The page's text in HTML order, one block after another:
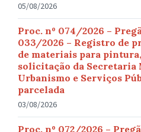
05/08/2026
Proc. nº 074/2026 –
033/2026 – Registro de
de materiais para
solicitação da Secretaria
Urbanismo e Serviços
parcelada
03/08/2026
Proc. nº 072/2026 –